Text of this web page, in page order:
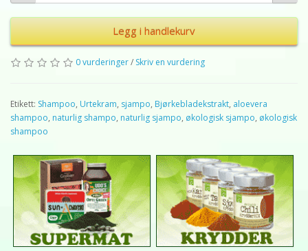
Legg i handlekurv
0 vurderinger/ Skriv en vurdering
Etikett: Shampoo, Urtekram, sjampo, Bjørkebladekstrakt, aloevera
shampoo, naturlig shampo, naturlig sjampo, økologisk sjampo, økologisk
shampoo